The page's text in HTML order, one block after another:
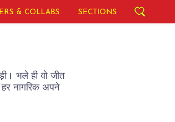
& COLLABS SECTIONS
भले ही वो जीत
नागरिक अपने